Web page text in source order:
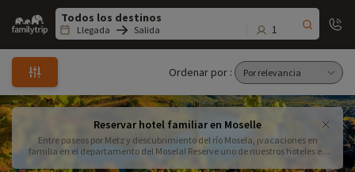
Family
trip
Llegada Salida 1
Ordenar por :
Reservar hotel familiar en Moselle
Entre paseos por Metz y descubrimiento del río Mosela, ¡vacaciones en
familia en el departamento del Mosela! Reserve uno de nuestros hoteles en